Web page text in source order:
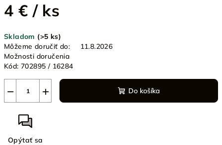
4 € / ks
cena:
Skladom (>5 ks)
Môžeme doručiť do:
11.8.2026
Možnosti doručenia
Kód: 702895 / 16284
+
− Do košíka
Opýtať sa